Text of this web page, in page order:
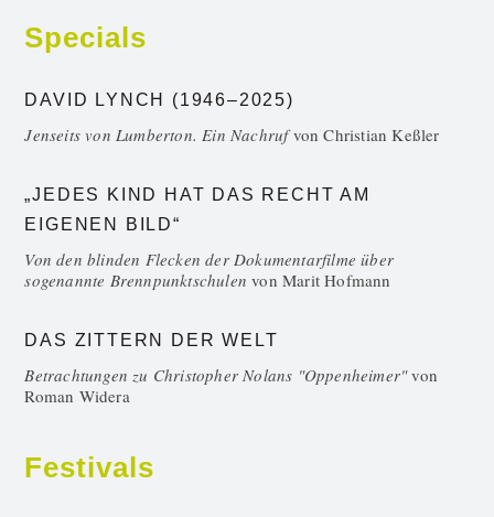
Specials
DAVID LYNCH (1946–2025)
Jenseits von Lumberton. Ein NachrufvonChristian Keßler
„JEDES KIND HAT DAS RECHT AM
EIGENEN BILD“
Von den blinden Flecken der Dokumentarfilme über
sogenannte Brennpunktschulen vonMarit Hofmann
DAS ZITTERN DER WELT
Betrachtungen zu Christopher Nolans "Oppenheimer"von
Roman Widera
Festivals